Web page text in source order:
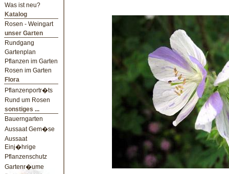
Was ist neu?
Katalog
Rosen - Weingart
unser Garten
Rundgang
Gartenplan
Pflanzen im Garten
Rosen im Garten
Flora
Pflanzenportr�ts
Rund um Rosen
sonstiges ...
Bauerngarten
Aussaat Gem�se
Aussaat
Einj�hrige
Pflanzenschutz
Gartenr�ume